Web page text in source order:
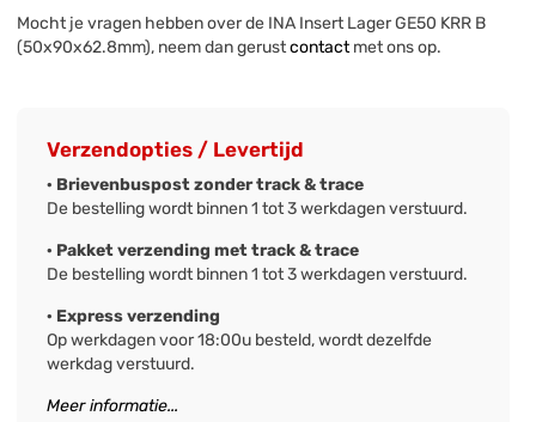
Mocht je vragen hebben over de INA Insert Lager GE50 KRR B
(50x90x62.8mm), neem dan gerustcontactmet ons op.
Verzendopties / Levertijd
· Brievenbuspost zonder track & trace
De bestelling wordt binnen 1 tot 3 werkdagen verstuurd.
· Pakket verzending met track & trace
De bestelling wordt binnen 1 tot 3 werkdagen verstuurd.
· Express verzending
Op werkdagen voor 18:00u besteld, wordt dezelfde
werkdag verstuurd.
Meer informatie...